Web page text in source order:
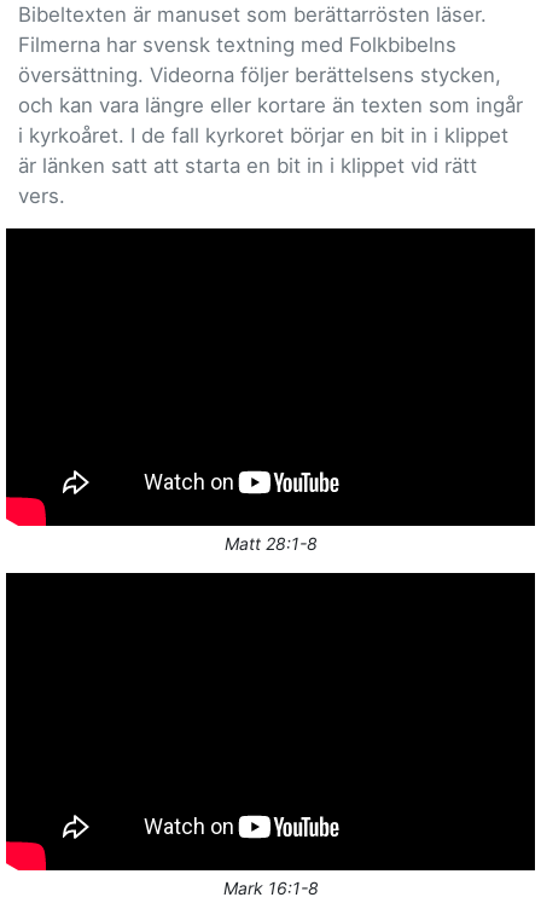
Bibeltexten är manuset som berättarrösten läser.
Filmerna har svensk textning med Folkbibelns
översättning. Videorna följer berättelsens stycken,
och kan vara längre eller kortare än texten som ingår
i kyrkoåret. I de fall kyrkoret börjar en bit in i klippet
är länken satt att starta en bit in i klippet vid rätt
vers.
Matt 28:1-8
Mark 16:1-8